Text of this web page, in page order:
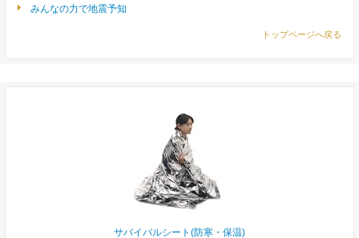
みんなの力で地震予知
トップページへ戻る
サバイバルシート(防寒・保温)